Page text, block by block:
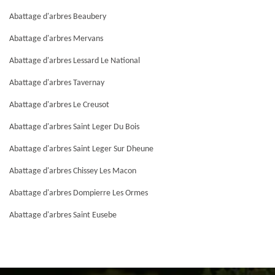
Abattage d'arbres Beaubery
Abattage d'arbres Mervans
Abattage d'arbres Lessard Le National
Abattage d'arbres Tavernay
Abattage d'arbres Le Creusot
Abattage d'arbres Saint Leger Du Bois
Abattage d'arbres Saint Leger Sur Dheune
Abattage d'arbres Chissey Les Macon
Abattage d'arbres Dompierre Les Ormes
Abattage d'arbres Saint Eusebe